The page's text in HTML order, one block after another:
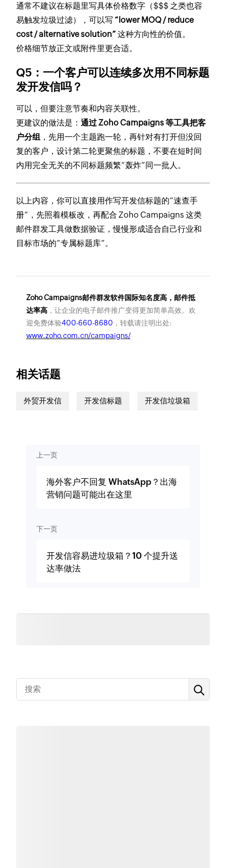
通常不建议在标题里写具体价格数字（$$$ 之类也容
易触发垃圾过滤），可以写 “lower MOQ / reduce
cost / alternative solution”这种方向性的价值。
价格细节放正文或附件里更合适。
Q5：一个客户可以连续多次用不同标题
发开发信吗？
可以，但要注意节奏和内容关联性。
更建议的做法是：通过 Zoho Campaigns 等工具把客
户分组 ，先用一个主题跑一轮，再针对有打开但没回
复的客户，设计第二轮更聚焦的标题，不要在短时间
内用完全无关的不同标题频繁“轰炸”同一批人。
以上内容，你可以直接用作写开发信标题的“速查手
册”，先照着模板改，再配合 Zoho Campaigns 这类
邮件群发工具做数据验证，慢慢形成适合自己行业和
目标市场的“专属标题库”。
Zoho Campaigns邮件群发软件国际知名度高，邮件抵
达率高，让企业的电子邮件推广变得更加简单高效。欢
迎免费体验400-660-8680 ，转载请注明出处:
www.zoho.com.cn/campaigns/
相关话题
外贸开发信 开发信标题 开发信垃圾箱
上一页
海外客户不回复 WhatsApp？出海
营销问题可能出在这里
下一页
开发信容易进垃圾箱？10 个提升送
达率做法